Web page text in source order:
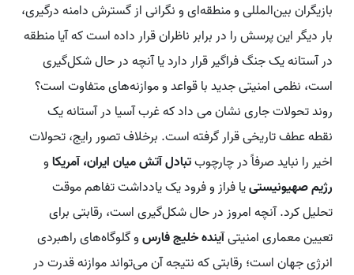
بازیگران بین‌المللی و منطقه‌ای و نگرانی از گسترش دامنه درگیری،
بار دیگر این پرسش را در برابر ناظران قرار داده است که آیا منطقه
در آستانه یک جنگ فراگیر قرار دارد یا آنچه در حال شکل‌گیری
است، نظمی امنیتی جدید با قواعد و موازنه‌های متفاوت است؟
روند تحولات جاری نشان می داد که غرب آسیا در آستانه یک
نقطه عطف تاریخی قرار گرفته است. برخلاف تصور رایج، تحولات
اخیر را نباید صرفاً در چارچوبتبادل آتش میان ایران، آمریکاو
رژیم صهیونیستییا فراز و فرود یک یادداشت تفاهم موقت
تحلیل کرد. آنچه امروز در حال شکل‌گیری است، رقابتی برای
تعیین معماری امنیتیآینده خلیج فارسو گلوگاه‌های راهبردی
انرژی جهان است؛ رقابتی که نتیجه آن می‌تواند موازنه قدرت در